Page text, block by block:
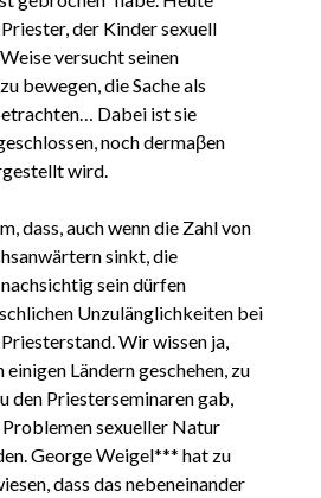
der Kinder sexuell
versucht seinen
bewegen, die Sache als
Dabei ist sie
noch dermaβen
wird.
dass, auch wenn die Zahl von
sinkt, die
sein dürfen
Unzulänglichkeiten bei
Wir wissen ja,
einigen Ländern geschehen, zu
den Priesterseminaren gab,
sexueller Natur
George Weigel*** hat zu
dass das nebeneinander